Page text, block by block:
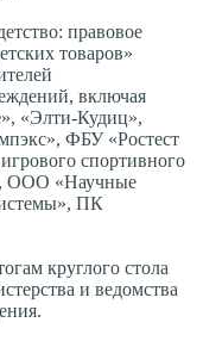
правовое
товаров»
включая
«Элти-Кудиц»,
ФБУ «Ростест
спортивного
ООО «Научные
ПК
круглого стола
и ведомства